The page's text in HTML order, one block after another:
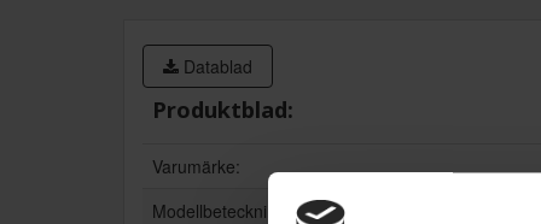
Datablad
Produktblad:
Varumärke:
Modellbeteckning: